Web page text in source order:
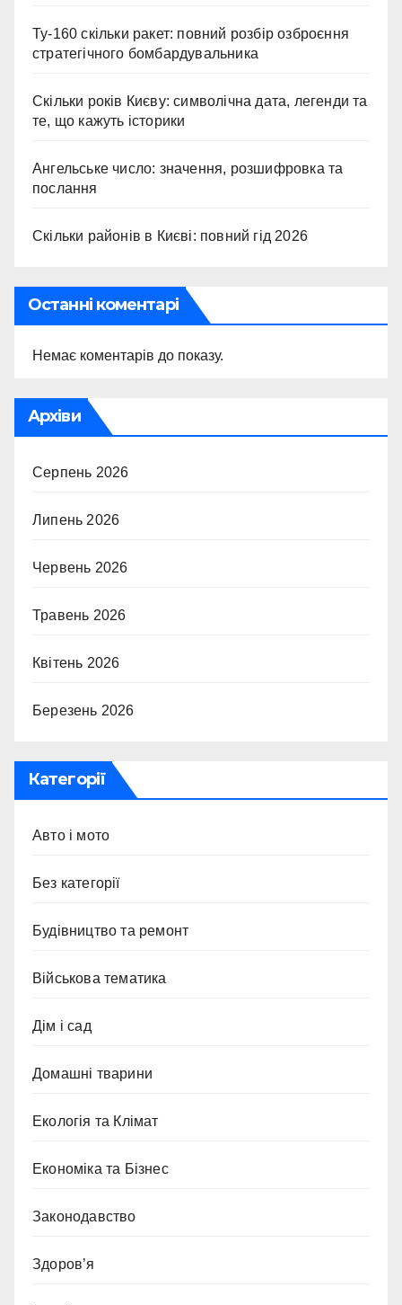
Ту-160 скільки ракет: повний розбір озброєння
стратегічного бомбардувальника
Скільки років Києву: символічна дата, легенди та
те, що кажуть історики
Ангельське число: значення, розшифровка та
послання
Скільки районів в Києві: повний гід 2026
Останні коментарі
Немає коментарів до показу.
Архіви
Серпень 2026
Липень 2026
Червень 2026
Травень 2026
Квітень 2026
Березень 2026
Категорії
Авто і мото
Без категорії
Будівництво та ремонт
Військова тематика
Дім і сад
Домашні тварини
Екологія та Клімат
Економіка та Бізнес
Законодавство
Здоров’я